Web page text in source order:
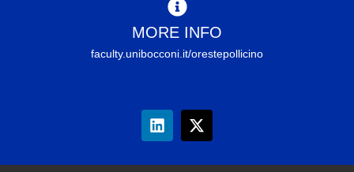
MORE INFO
faculty.unibocconi.it/orestepollicino